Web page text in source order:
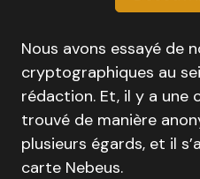
Nous avons essayé de
cryptographiques au
rédaction. Et, il y a une
trouvé de manière
plusieurs égards, et il
carte Nebeus.